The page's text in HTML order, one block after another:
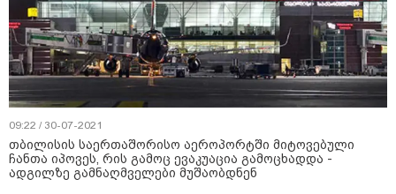
09:22 / 30-07-2021
თბილისის საერთაშორისო აეროპორტში მიტოვებული
ჩანთა იპოვეს, რის გამოც ევაკუაცია გამოცხადდა -
ადგილზე ​გამნაღმველები მუშაობდნენ